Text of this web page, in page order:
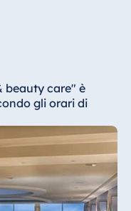
beauty care" è
gli orari di